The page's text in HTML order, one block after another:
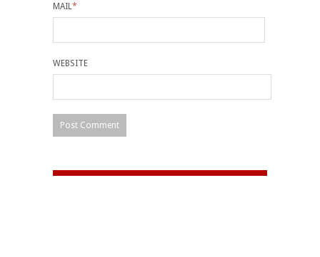
MAIL *
WEBSITE